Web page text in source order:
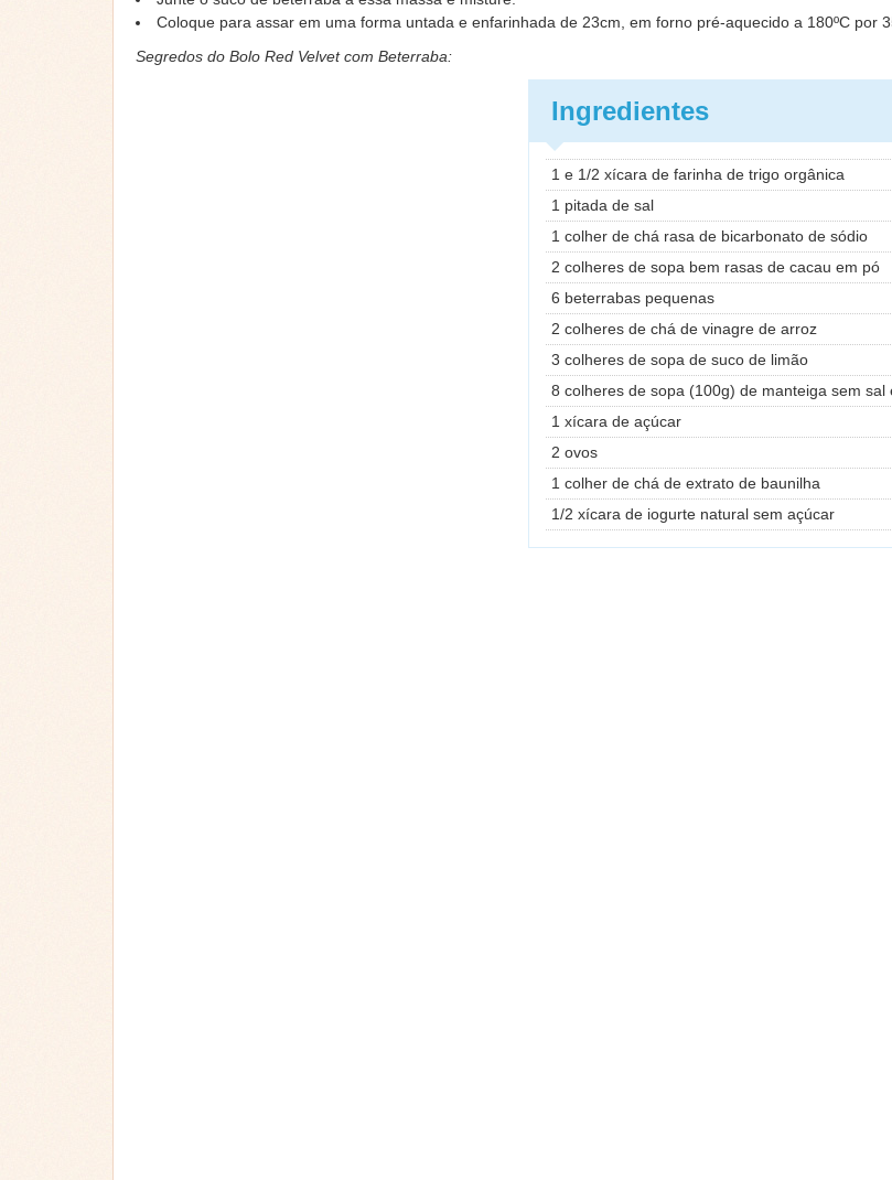
Coloque para assar em uma forma untada e enfarinhada de 23cm, em forno pré-aquecido a 180ºC por
Segredos do Bolo Red Velvet com Beterraba:
Ingredientes
1 e 1/2 xícara de farinha de trigo orgânica
1 pitada de sal
1 colher de chá rasa de bicarbonato de sódio
2 colheres de sopa bem rasas de cacau em pó
6 beterrabas pequenas
2 colheres de chá de vinagre de arroz
3 colheres de sopa de suco de limão
8 colheres de sopa (100g) de manteiga sem
1 xícara de açúcar
2 ovos
1 colher de chá de extrato de baunilha
1/2 xícara de iogurte natural sem açúcar